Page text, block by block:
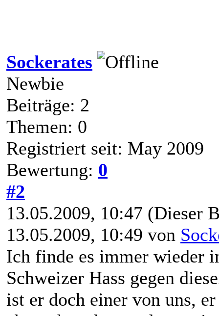
Sockerates
Newbie
Beiträge: 2
Themen: 0
Registriert seit: May 2009
Bewertung: 0
#2
13.05.2009, 10:47 (Dieser
13.05.2009, 10:49 von
Ich finde es immer wieder
Schweizer Hass gegen
ist er doch einer von uns,